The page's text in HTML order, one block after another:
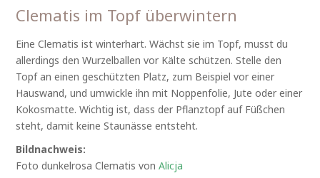
Clematis im Topf überwintern
Eine Clematis ist winterhart. Wächst sie im Topf, musst du
allerdings den Wurzelballen vor Kälte schützen. Stelle den
Topf an einen geschützten Platz, zum Beispiel vor einer
Hauswand, und umwickle ihn mit Noppenfolie, Jute oder einer
Kokosmatte. Wichtig ist, dass der Pflanztopf auf Füßchen
steht, damit keine Staunässe entsteht.
Bildnachweis:
Foto dunkelrosa Clematis vonAlicja